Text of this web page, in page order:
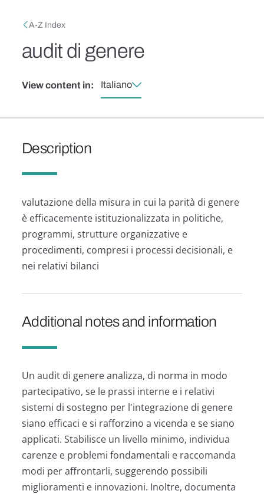
Breadcrumb
A-Z Index
audit di genere
View content in: Italiano
Description
valutazione della misura in cui la parità di genere
è efficacemente istituzionalizzata in politiche,
programmi, strutture organizzative e
procedimenti, compresi i processi decisionali, e
nei relativi bilanci
Additional notes and information
Un audit di genere analizza, di norma in modo
partecipativo, se le prassi interne e i relativi
sistemi di sostegno per l'integrazione di genere
siano efficaci e si rafforzino a vicenda e se siano
applicati. Stabilisce un livello minimo, individua
carenze e problemi fondamentali e raccomanda
modi per affrontarli, suggerendo possibili
miglioramenti e innovazioni. Inoltre, documenta